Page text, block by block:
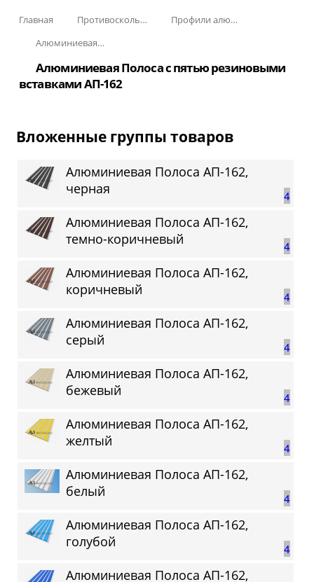
Главная Противоскользящая защита для лестниц, профили, ленты
Профили алюминиевые с резиновой вставкой
Алюминиевая полоса с резиновыми вставками
Алюминиевая Полоса с пятью резиновыми
вставками АП-162
Вложенные группы товаров
4
Алюминиевая Полоса АП-162,
черная
4
Алюминиевая Полоса АП-162,
темно-коричневый
4
Алюминиевая Полоса АП-162,
коричневый
4
Алюминиевая Полоса АП-162,
серый
4
Алюминиевая Полоса АП-162,
бежевый
4
Алюминиевая Полоса АП-162,
желтый
4
Алюминиевая Полоса АП-162,
белый
4
Алюминиевая Полоса АП-162,
голубой
Алюминиевая Полоса АП-162,